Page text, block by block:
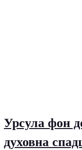
Урсула фон
духовна